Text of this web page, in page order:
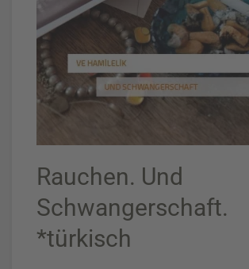
Rauchen. Und
Schwangerschaft.
*türkisch